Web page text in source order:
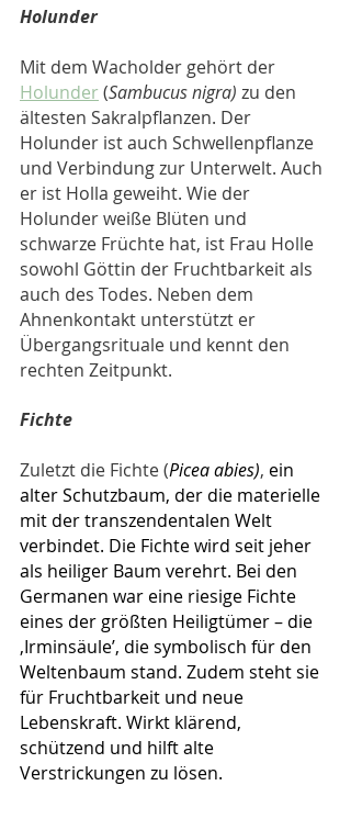
Holunder
Mit dem Wacholder gehört der
Holunder (Sambucus nigra) zu den
ältesten Sakralpflanzen. Der
Holunder ist auch Schwellenpflanze
und Verbindung zur Unterwelt. Auch
er ist Holla geweiht. Wie der
Holunder weiße Blüten und
schwarze Früchte hat, ist Frau Holle
sowohl Göttin der Fruchtbarkeit als
auch des Todes. Neben dem
Ahnenkontakt unterstützt er
Übergangsrituale und kennt den
rechten Zeitpunkt.
Fichte
Zuletzt die Fichte (Picea abies), ein
alter Schutzbaum, der die materielle
mit der transzendentalen Welt
verbindet. Die Fichte wird seit jeher
als heiliger Baum verehrt. Bei den
Germanen war eine riesige Fichte
eines der größten Heiligtümer – die
‚Irminsäule’, die symbolisch für den
Weltenbaum stand. Zudem steht sie
für Fruchtbarkeit und neue
Lebenskraft. Wirkt klärend,
schützend und hilft alte
Verstrickungen zu lösen.